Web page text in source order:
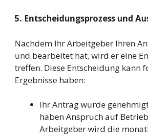
5. Entscheidungsprozess und
Nachdem Ihr Arbeitgeber Ihren
und bearbeitet hat, wird er eine
treffen. Diese Entscheidung kann
Ergebnisse haben:
Ihr Antrag wurde
haben Anspruch auf
Arbeitgeber wird die